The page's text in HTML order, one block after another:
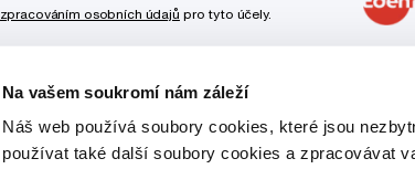
Na vašem soukromí nám záleží
Náš web používá soubory cookies, které jsou
používat také další soubory cookies a zpracovávat
zpracováním osobních údajů pro tyto účely.